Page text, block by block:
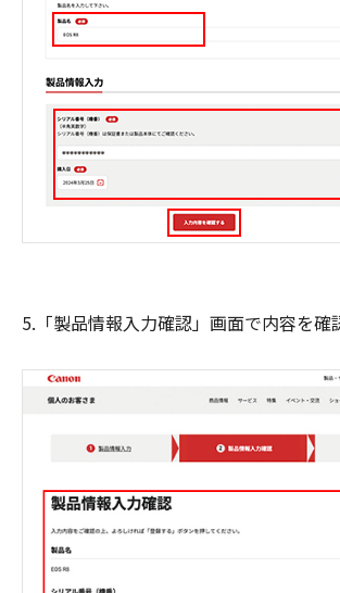
5.「製品情報入力確認」画面で内容を確